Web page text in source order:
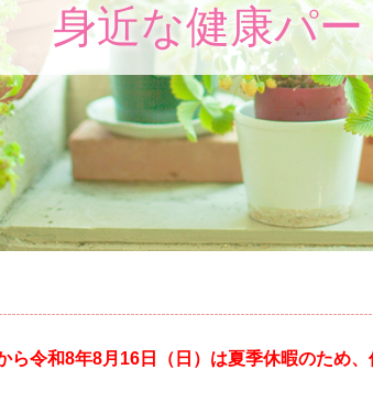
身近な健康パ
ら令和8年8月16日（日）は夏季休暇のため